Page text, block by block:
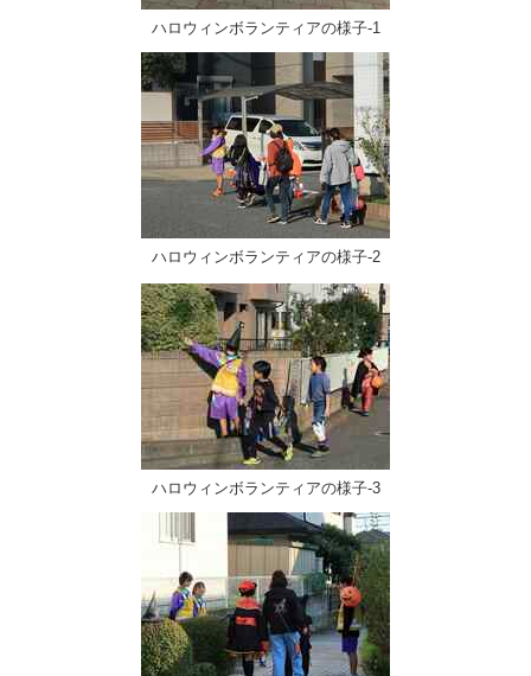
ハロウィンボランティアの様子-1
ハロウィンボランティアの様子-2
ハロウィンボランティアの様子-3